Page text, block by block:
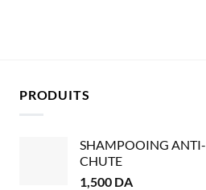
PRODUITS
SHAMPOOING ANTI-
CHUTE
1,500 DA